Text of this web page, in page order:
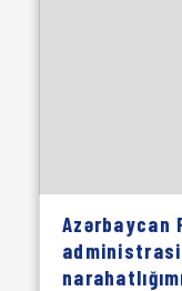
Azərbaycan